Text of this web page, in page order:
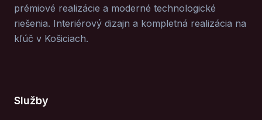
prémiové realizácie a moderné technologické
riešenia. Interiérový dizajn a kompletná realizácia na
kľúč v Košiciach.
Služby